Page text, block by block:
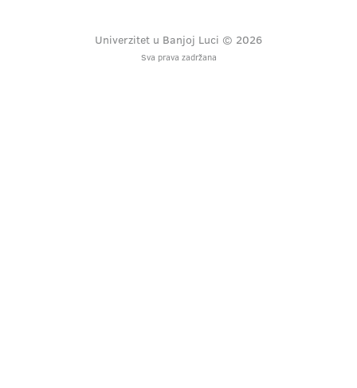
Univerzitet u Banjoj Luci © 2026
Sva prava zadržana